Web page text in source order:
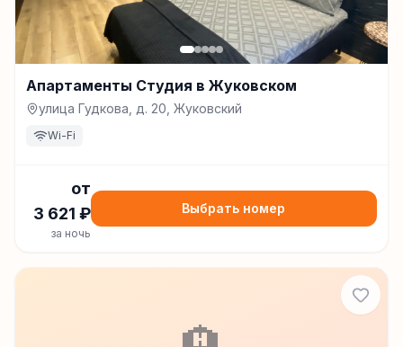
Апартаменты Студия в Жуковском
улица Гудкова, д. 20, Жуковский
Wi-Fi
от
3 621 ₽
за ночь
Выбрать номер